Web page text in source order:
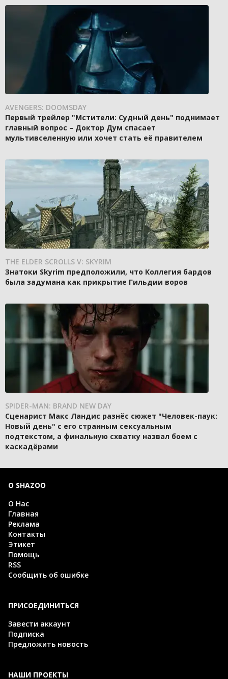
AVENGERS: DOOMSDAY
Первый трейлер "Мстители: Судный день" поднимает
главный вопрос – Доктор Дум спасает
мультивселенную или хочет стать её правителем
THE ELDER SCROLLS V: SKYRIM
Знатоки Skyrim предположили, что Коллегия бардов
была задумана как прикрытие Гильдии воров
SPIDER-MAN: BRAND NEW DAY
Сценарист Макс Ландис разнёс сюжет "Человек-паук:
Новый день" с его странным сексуальным
подтекстом, а финальную схватку назвал боем с
каскадёрами
О SHAZOO
О Нас
Главная
Реклама
Контакты
Этикет
Помощь
RSS
Сообщить об ошибке
ПРИСОЕДИНИТЬСЯ
Завести аккаунт
Подписка
Предложить новость
НАШИ ПРОЕКТЫ